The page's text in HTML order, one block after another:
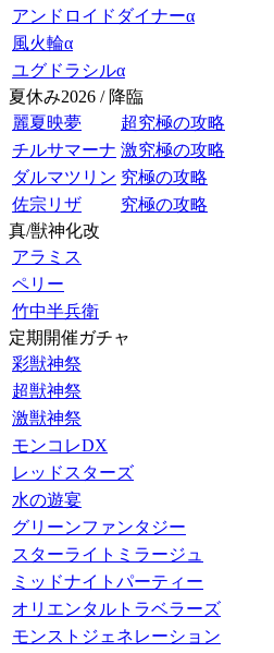
アンドロイドダイナーα
風火輪α
ユグドラシルα
夏休み2026 / 降臨
麗夏映夢
超究極の攻略
チルサマーナ 激究極の攻略
ダルマツリン 究極の攻略
佐宗リザ
究極の攻略
真/獣神化改
アラミス
ペリー
竹中半兵衛
定期開催ガチャ
彩獣神祭
超獣神祭
激獣神祭
モンコレDX
レッドスターズ
水の遊宴
グリーンファンタジー
スターライトミラージュ
ミッドナイトパーティー
オリエンタルトラベラーズ
モンストジェネレーション